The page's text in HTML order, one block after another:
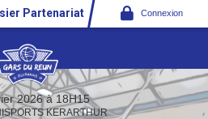
Partenariat Connexion
2026 à 18H15
KERARTHUR